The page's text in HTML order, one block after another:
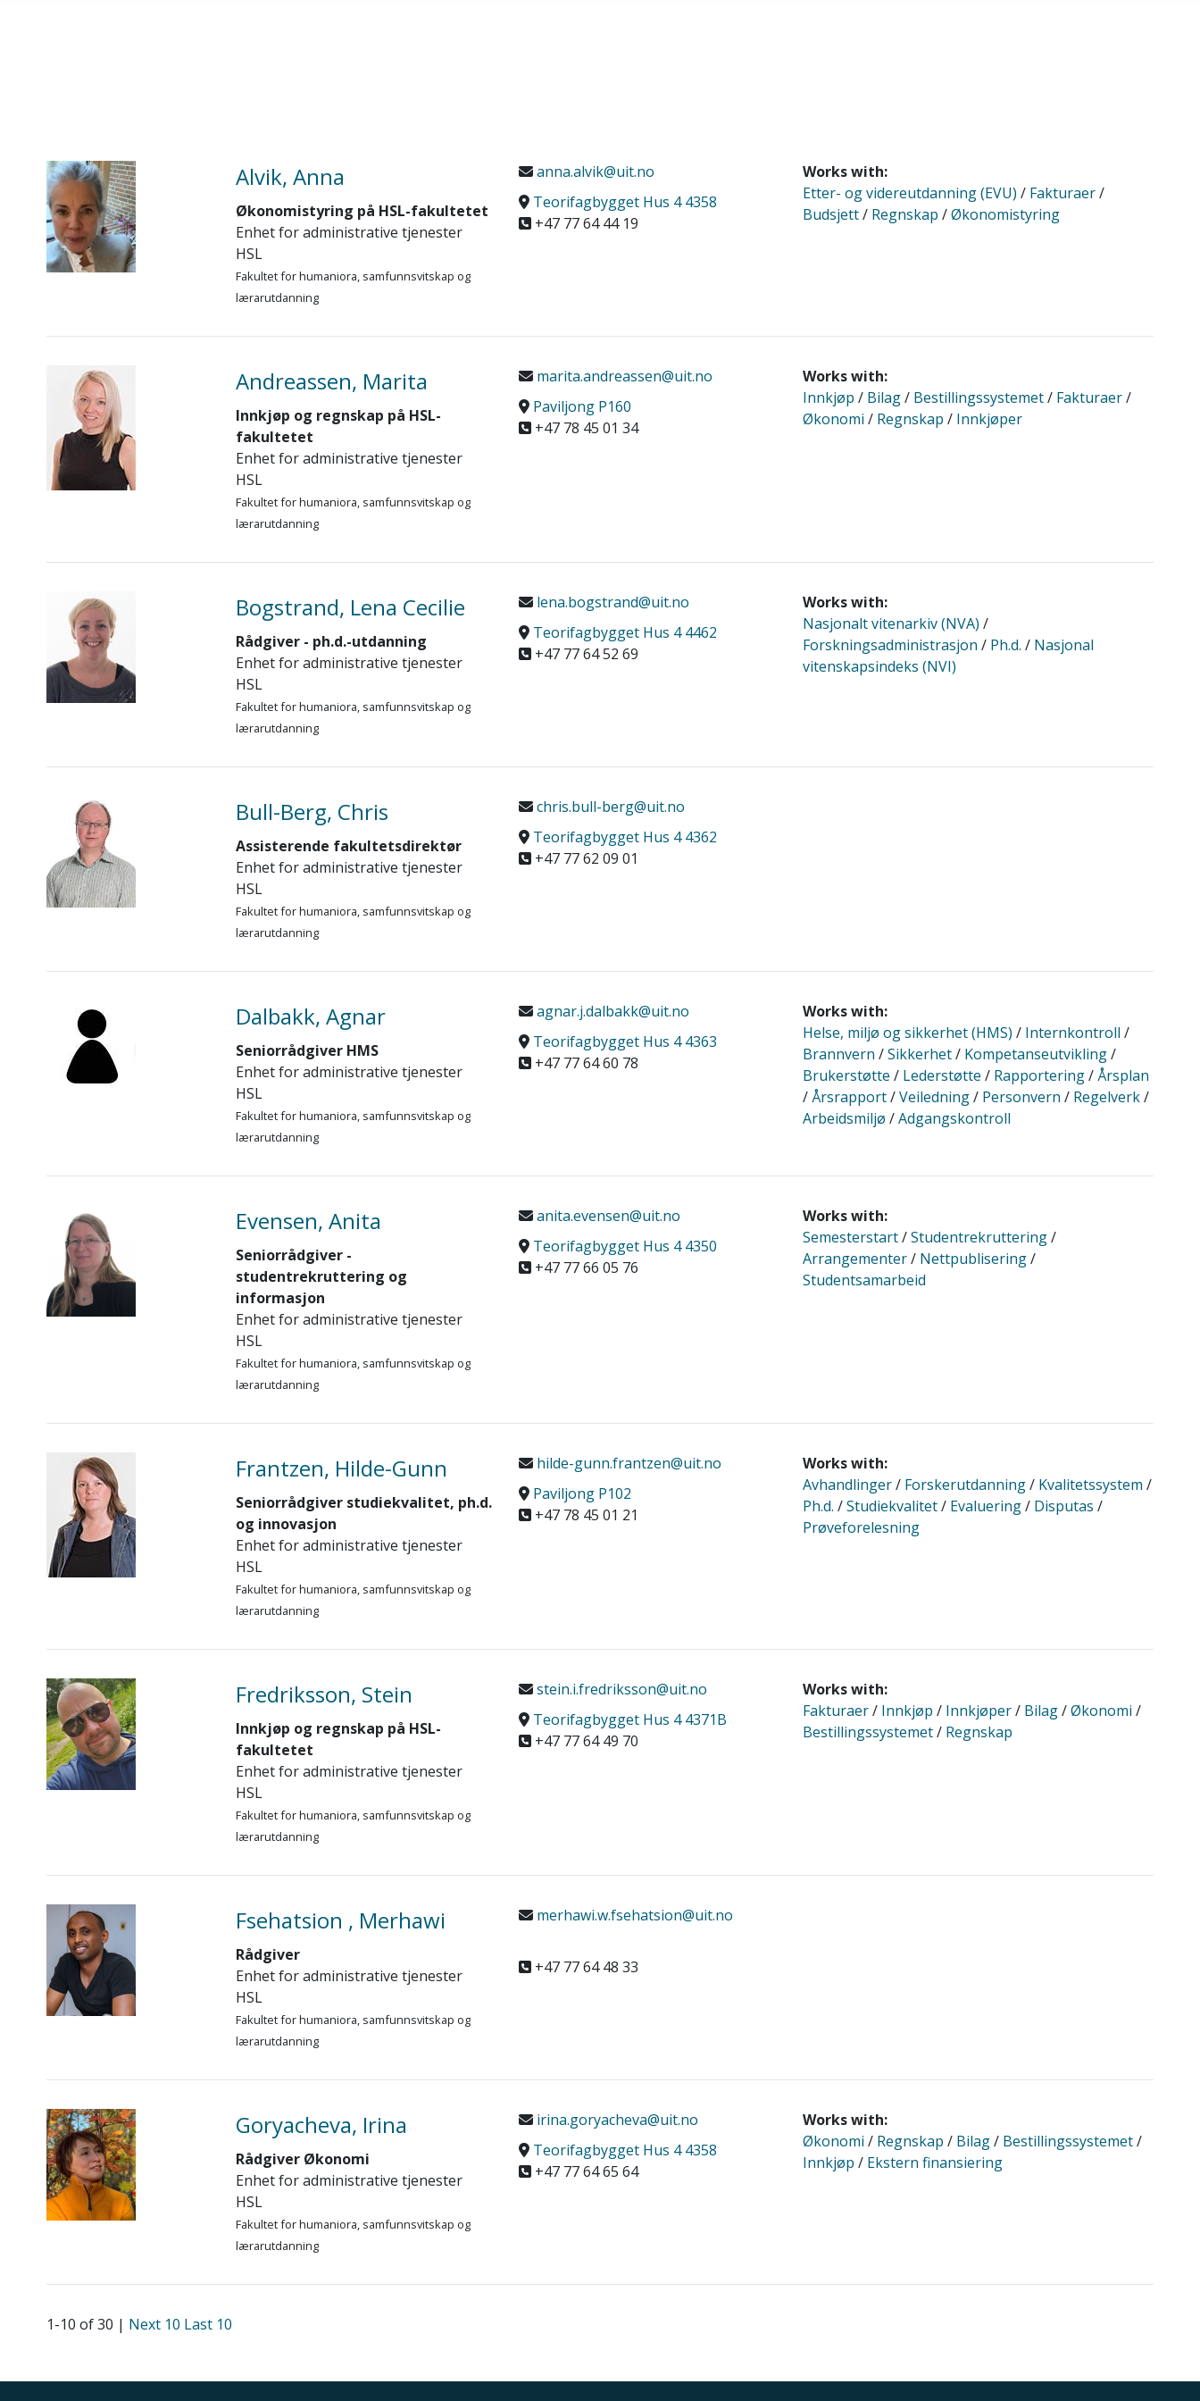
Alvik, Anna
Økonomistyring på HSL-fakultetet
Enhet for administrative tjenester
HSL
Fakultet for humaniora, samfunnsvitskap og
lærarutdanning
anna.alvik@uit.no
Teorifagbygget Hus 4 4358
+47 77 64 44 19
Works with:
Etter- og videreutdanning (EVU) / Fakturaer/
Budsjett/ Regnskap /Økonomistyring
Andreassen, Marita
Innkjøp og regnskap på HSL-
fakultetet
Enhet for administrative tjenester
HSL
Fakultet for humaniora, samfunnsvitskap og
lærarutdanning
marita.andreassen@uit.no
Paviljong P160
+47 78 45 01 34
Works with:
Innkjøp / Bilag/ Bestillingssystemet/ Fakturaer/
Økonomi / Regnskap / Innkjøper
Bogstrand, Lena Cecilie
Rådgiver - ph.d.-utdanning
Enhet for administrative tjenester
HSL
Fakultet for humaniora, samfunnsvitskap og
lærarutdanning
lena.bogstrand@uit.no
Teorifagbygget Hus 4 4462
+47 77 64 52 69
Works with:
Nasjonalt vitenarkiv (NVA) /
Forskningsadministrasjon / Ph.d. / Nasjonal
vitenskapsindeks (NVI)
Bull-Berg, Chris
Assisterende fakultetsdirektør
Enhet for administrative tjenester
HSL
Fakultet for humaniora, samfunnsvitskap og
lærarutdanning
chris.bull-berg@uit.no
Teorifagbygget Hus 4 4362
+47 77 62 09 01
Dalbakk, Agnar
Seniorrådgiver HMS
Enhet for administrative tjenester
HSL
Fakultet for humaniora, samfunnsvitskap og
lærarutdanning
agnar.j.dalbakk@uit.no
Teorifagbygget Hus 4 4363
+47 77 64 60 78
Works with:
Helse, miljø og sikkerhet (HMS) / Internkontroll /
Brannvern /Sikkerhet/ Kompetanseutvikling/
Brukerstøtte / Lederstøtte / Rapportering/Årsplan
/Årsrapport/Veiledning/ Personvern / Regelverk/
Arbeidsmiljø /Adgangskontroll
Evensen, Anita
Seniorrådgiver -
studentrekruttering og
informasjon
Enhet for administrative tjenester
HSL
Fakultet for humaniora, samfunnsvitskap og
lærarutdanning
anita.evensen@uit.no
Teorifagbygget Hus 4 4350
+47 77 66 05 76
Works with:
Semesterstart/Studentrekruttering/
Arrangementer/ Nettpublisering/
Studentsamarbeid
Frantzen, Hilde-Gunn
Seniorrådgiver studiekvalitet, ph.d.
og innovasjon
Enhet for administrative tjenester
HSL
Fakultet for humaniora, samfunnsvitskap og
lærarutdanning
hilde-gunn.frantzen@uit.no
Paviljong P102
+47 78 45 01 21
Works with:
Avhandlinger/ Forskerutdanning/ Kvalitetssystem /
Ph.d. /Studiekvalitet/ Evaluering/ Disputas /
Prøveforelesning
Fredriksson, Stein
Innkjøp og regnskap på HSL-
fakultetet
Enhet for administrative tjenester
HSL
Fakultet for humaniora, samfunnsvitskap og
lærarutdanning
stein.i.fredriksson@uit.no
Teorifagbygget Hus 4 4371B
+47 77 64 49 70
Works with:
Fakturaer/ Innkjøp / Innkjøper/ Bilag/Økonomi /
Bestillingssystemet/ Regnskap
Fsehatsion , Merhawi
Rådgiver
Enhet for administrative tjenester
HSL
Fakultet for humaniora, samfunnsvitskap og
lærarutdanning
merhawi.w.fsehatsion@uit.no
+47 77 64 48 33
Goryacheva, Irina
Rådgiver Økonomi
Enhet for administrative tjenester
HSL
Fakultet for humaniora, samfunnsvitskap og
lærarutdanning
irina.goryacheva@uit.no
Teorifagbygget Hus 4 4358
+47 77 64 65 64
Works with:
Økonomi / Regnskap / Bilag/ Bestillingssystemet/
Innkjøp / Ekstern finansiering
1-10 of 30 | Next 10 Last 10